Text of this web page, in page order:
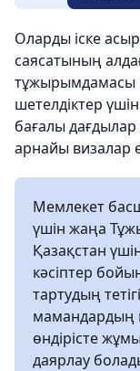
Оларды іске
саясатының
тұжырымдамасы
шетелдіктер
бағалы
арнайы визалар
Мемлекет
үшін жаңа
Қазақстан
кәсіптер
тартудың
мамандардың
өндірісте
даярлау